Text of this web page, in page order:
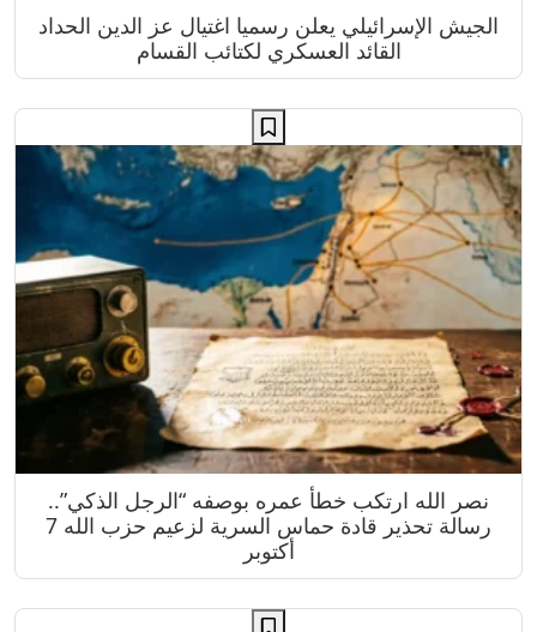
الجيش الإسرائيلي يعلن رسميا اغتيال عز الدين الحداد
القائد العسكري لكتائب القسام
نصر الله ارتكب خطأ عمره بوصفه “الرجل الذكي”..
رسالة تحذير قادة حماس السرية لزعيم حزب الله 7
أكتوبر